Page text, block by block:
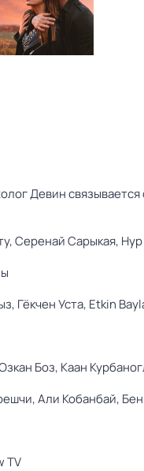
Девин
Серенай Сарыкая,
Гёкчен Уста, Etkin
Боз, Каан
Али Кобанбай,
TV